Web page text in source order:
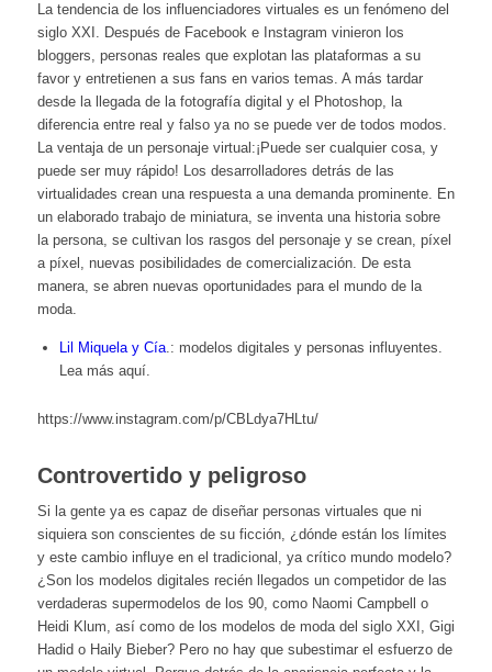
La tendencia de los influenciadores virtuales es un fenómeno del
siglo XXI. Después de Facebook e Instagram vinieron los
bloggers, personas reales que explotan las plataformas a su
favor y entretienen a sus fans en varios temas. A más tardar
desde la llegada de la fotografía digital y el Photoshop, la
diferencia entre real y falso ya no se puede ver de todos modos.
La ventaja de un personaje virtual:¡Puede ser cualquier cosa, y
puede ser muy rápido! Los desarrolladores detrás de las
virtualidades crean una respuesta a una demanda prominente. En
un elaborado trabajo de miniatura, se inventa una historia sobre
la persona, se cultivan los rasgos del personaje y se crean, píxel
a píxel, nuevas posibilidades de comercialización. De esta
manera, se abren nuevas oportunidades para el mundo de la
moda.
Lil Miquela y Cía.: modelos digitales y personas influyentes.
Lea más aquí.
https://www.instagram.com/p/CBLdya7HLtu/
Controvertido y peligroso
Si la gente ya es capaz de diseñar personas virtuales que ni
siquiera son conscientes de su ficción, ¿dónde están los límites
y este cambio influye en el tradicional, ya crítico mundo modelo?
¿Son los modelos digitales recién llegados un competidor de las
verdaderas supermodelos de los 90, como Naomi Campbell o
Heidi Klum, así como de los modelos de moda del siglo XXI, Gigi
Hadid o Haily Bieber? Pero no hay que subestimar el esfuerzo de